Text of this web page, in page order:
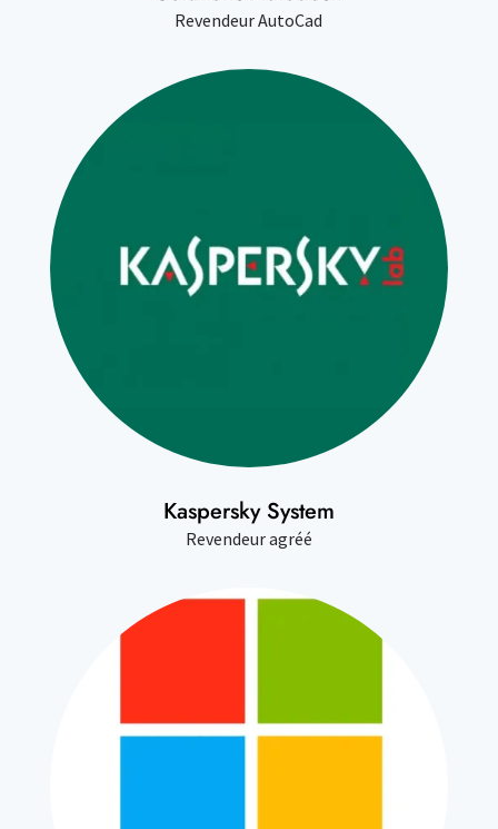
Revendeur AutoCad
Kaspersky System
Revendeur agréé